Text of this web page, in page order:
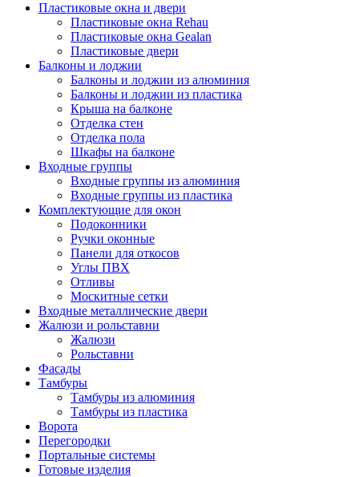
Пластиковые окна и двери
Пластиковые окна Rehau
Пластиковые окна Gealan
Пластиковые двери
Балконы и лоджии
Балконы и лоджии из алюминия
Балконы и лоджии из пластика
Крыша на балконе
Отделка стен
Отделка пола
Шкафы на балконе
Входные группы
Входные группы из алюминия
Входные группы из пластика
Комплектующие для окон
Подоконники
Ручки оконные
Панели для откосов
Углы ПВХ
Отливы
Москитные сетки
Входные металлические двери
Жалюзи и рольставни
Жалюзи
Рольставни
Фасады
Тамбуры
Тамбуры из алюминия
Тамбуры из пластика
Ворота
Перегородки
Портальные системы
Готовые изделия